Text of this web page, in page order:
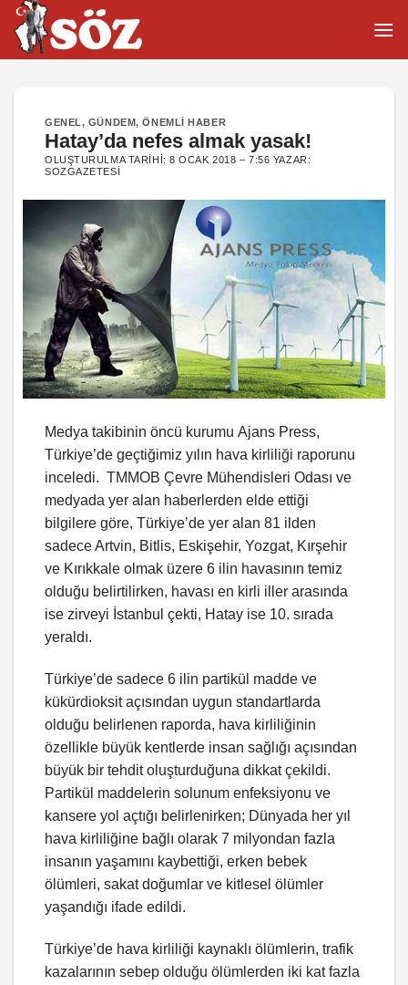
İçeriğe
atla
GENEL, GÜNDEM,ÖNEMLI HABER
Hatay’da nefes almak yasak!
OLUŞTURULMA TARIHI:8 OCAK 2018 – 7:56 YAZAR:
SOZGAZETESI
Medya takibinin öncü kurumu Ajans Press,
Türkiye’de geçtiğimiz yılın hava kirliliği raporunu
inceledi. TMMOB Çevre Mühendisleri Odası ve
medyada yer alan haberlerden elde ettiği
bilgilere göre, Türkiye’de yer alan 81 ilden
sadece Artvin, Bitlis, Eskişehir, Yozgat, Kırşehir
ve Kırıkkale olmak üzere 6 ilin havasının temiz
olduğu belirtilirken, havası en kirli iller arasında
ise zirveyi İstanbul çekti, Hatay ise 10. sırada
yeraldı.
Türkiye’de sadece 6 ilin partikül madde ve
kükürdioksit açısından uygun standartlarda
olduğu belirlenen raporda, hava kirliliğinin
özellikle büyük kentlerde insan sağlığı açısından
büyük bir tehdit oluşturduğuna dikkat çekildi.
Partikül maddelerin solunum enfeksiyonu ve
kansere yol açtığı belirlenirken; Dünyada her yıl
hava kirliliğine bağlı olarak 7 milyondan fazla
insanın yaşamını kaybettiği, erken bebek
ölümleri, sakat doğumlar ve kitlesel ölümler
yaşandığı ifade edildi.
Türkiye’de hava kirliliği kaynaklı ölümlerin, trafik
kazalarının sebep olduğu ölümlerden iki kat fazla